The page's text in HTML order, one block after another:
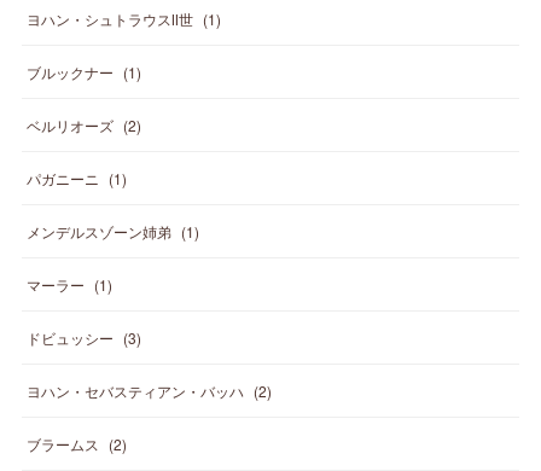
ヨハン・シュトラウスⅡ世 (1)
ブルックナー (1)
ベルリオーズ (2)
パガニーニ (1)
メンデルスゾーン姉弟 (1)
マーラー (1)
ドビュッシー (3)
ヨハン・セバスティアン・バッハ (2)
ブラームス (2)